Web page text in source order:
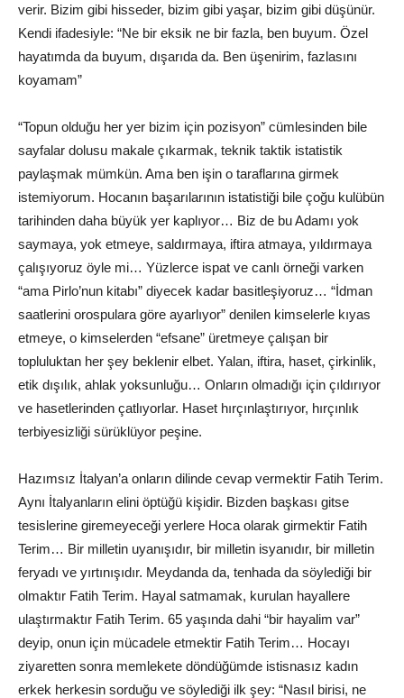
verir. Bizim gibi hisseder, bizim gibi yaşar, bizim gibi düşünür.
Kendi ifadesiyle: “Ne bir eksik ne bir fazla, ben buyum. Özel
hayatımda da buyum, dışarıda da. Ben üşenirim, fazlasını
koyamam”
“Topun olduğu her yer bizim için pozisyon” cümlesinden bile
sayfalar dolusu makale çıkarmak, teknik taktik istatistik
paylaşmak mümkün. Ama ben işin o taraflarına girmek
istemiyorum. Hocanın başarılarının istatistiği bile çoğu kulübün
tarihinden daha büyük yer kaplıyor… Biz de bu Adamı yok
saymaya, yok etmeye, saldırmaya, iftira atmaya, yıldırmaya
çalışıyoruz öyle mi… Yüzlerce ispat ve canlı örneği varken
“ama Pirlo’nun kitabı” diyecek kadar basitleşiyoruz… “İdman
saatlerini orospulara göre ayarlıyor” denilen kimselerle kıyas
etmeye, o kimselerden “efsane” üretmeye çalışan bir
topluluktan her şey beklenir elbet. Yalan, iftira, haset, çirkinlik,
etik dışılık, ahlak yoksunluğu… Onların olmadığı için çıldırıyor
ve hasetlerinden çatlıyorlar. Haset hırçınlaştırıyor, hırçınlık
terbiyesizliği sürüklüyor peşine.
Hazımsız İtalyan’a onların dilinde cevap vermektir Fatih Terim.
Aynı İtalyanların elini öptüğü kişidir. Bizden başkası gitse
tesislerine giremeyeceği yerlere Hoca olarak girmektir Fatih
Terim… Bir milletin uyanışıdır, bir milletin isyanıdır, bir milletin
feryadı ve yırtınışıdır. Meydanda da, tenhada da söylediği bir
olmaktır Fatih Terim. Hayal satmamak, kurulan hayallere
ulaştırmaktır Fatih Terim. 65 yaşında dahi “bir hayalim var”
deyip, onun için mücadele etmektir Fatih Terim… Hocayı
ziyaretten sonra memlekete döndüğümde istisnasız kadın
erkek herkesin sorduğu ve söylediği ilk şey: “Nasıl birisi, ne